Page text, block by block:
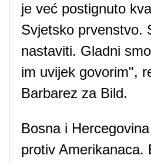
je već postignuto
Svjetsko prvenstvo.
nastaviti. Gladni
im uvijek govorim",
Barbarez za Bild.
Bosna i
protiv Amerikanaca.